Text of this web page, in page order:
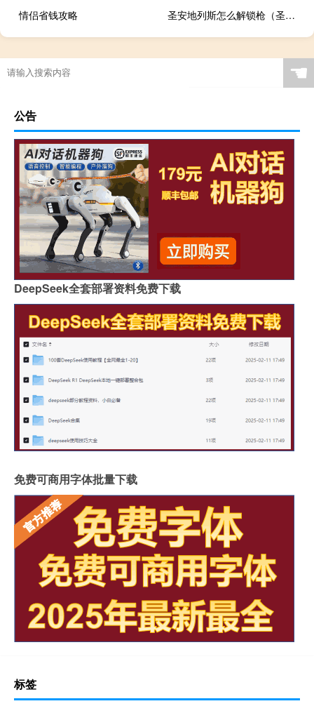
情侣省钱攻略
圣安地列斯怎么解锁枪（圣安地列斯秘籍激光枪）
☚
公告
DeepSeek全套部署资料免费下载
免费可商用字体批量下载
标签